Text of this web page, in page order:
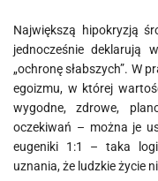
Największą hipokryzją
jednocześnie deklarują
„ochronę słabszych”. W
egoizmu, w której
wygodne, zdrowe,
oczekiwań – można je
eugeniki 1:1 – taka
uznania, że ludzkie życie